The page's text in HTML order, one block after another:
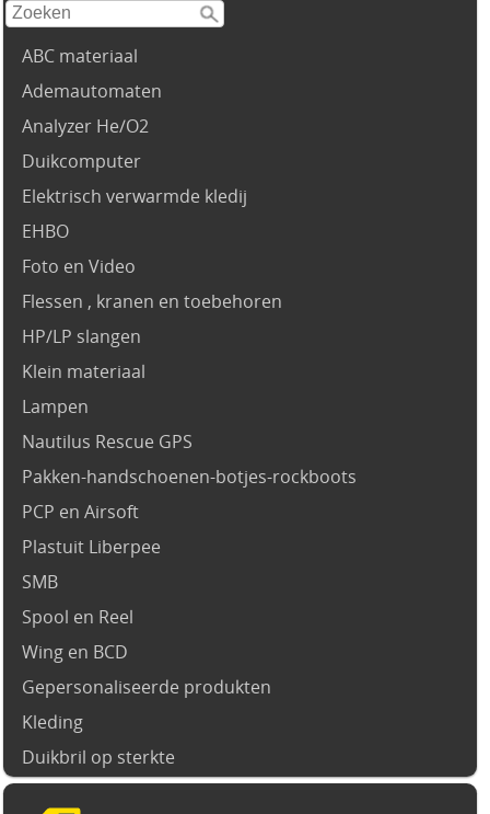
ABC materiaal
Ademautomaten
Analyzer He/O2
Duikcomputer
Elektrisch verwarmde kledij
EHBO
Foto en Video
Flessen , kranen en toebehoren
HP/LP slangen
Klein materiaal
Lampen
Nautilus Rescue GPS
Pakken-handschoenen-botjes-rockboots
PCP en Airsoft
Plastuit Liberpee
SMB
Spool en Reel
Wing en BCD
Gepersonaliseerde produkten
Kleding
Duikbril op sterkte